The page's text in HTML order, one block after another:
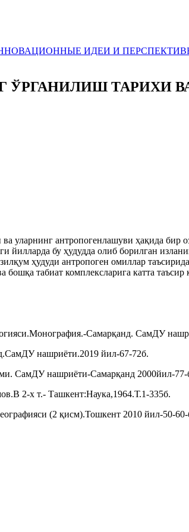
ИДЕИ И
ТАРИХИ
антропогенлашуви ҳақида бир
йилларда бу ҳудудда олиб борилган
ҳудуди антропоген омиллар
бошқа табиат комплексларига катта
Самарқанд. СамДУ
нашриёти.2019 йил-67-72б.
СамДУ нашриёти-Самарқанд 2000йил-77-
2-х т.- Ташкент:Наука,1964.Т.1-335б.
(2 қисм).Тошкент 2010 йил-50-60-